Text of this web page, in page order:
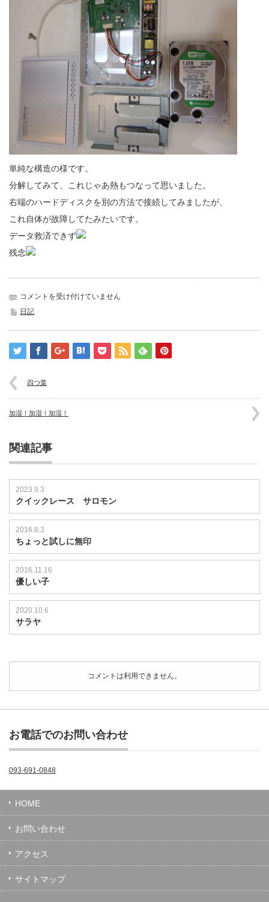
単純な構造の様です。
分解してみて、これじゃあ熱もつなって思いました。
右端のハードディスクを別の方法で接続してみましたが、
これ自体が故障してたみたいです。
データ救済できず
残念
ハ
ー
デ
ィ
ス
解！
は
コメントを受け付けていません
日記
四つ葉
加湿！加湿！加湿！
関連記事
2023.9.3
クイックレース サロモン
2016.8.3
ちょっと試しに無印
2016.11.16
優しい子
2020.10.6
サラヤ
コメントは利用できません。
お電話でのお問い合わせ
093-691-0848
HOME
お問い合わせ
アクセス
サイトマップ